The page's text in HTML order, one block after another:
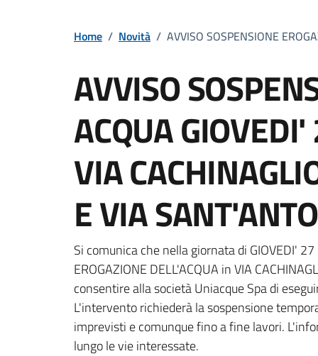
Home / Novità / AVVISO SOSPENSIONE
AVVISO
ACQUA
VIA
E VIA
Dettagli della
Si comunica che nella giornata di GIOVEDI'
EROGAZIONE DELL'ACQUA in VIA
consentire alla società Uniacque Spa di
L'intervento richiederà la sospensione
imprevisti e comunque fino a fine lavori.
lungo le vie interessate.